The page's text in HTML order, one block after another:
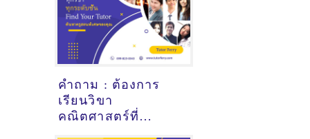
คำถาม : ต้องการ
เรียนวิขา
คณิตศาสตร์ที่